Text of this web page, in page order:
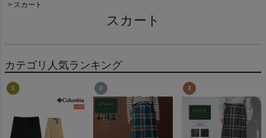
ようこそ ゲスト 様
スカート
スカート
カテゴリ人気ランキング